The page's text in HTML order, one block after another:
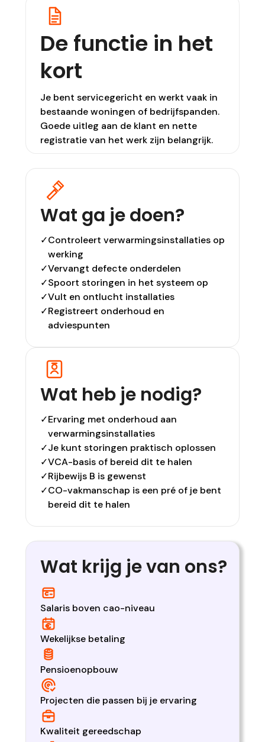
De functie in het
kort
Je bent servicegericht en werkt vaak in
bestaande woningen of bedrijfspanden.
Goede uitleg aan de klant en nette
registratie van het werk zijn belangrijk.
Wat ga je doen?
✓Controleert verwarmingsinstallaties op
werking
✓Vervangt defecte onderdelen
✓Spoort storingen in het systeem op
✓Vult en ontlucht installaties
✓Registreert onderhoud en
adviespunten
Wat heb je nodig?
✓Ervaring met onderhoud aan
verwarmingsinstallaties
✓Je kunt storingen praktisch oplossen
✓VCA-basis of bereid dit te halen
✓Rijbewijs B is gewenst
✓CO-vakmanschap is een pré of je bent
bereid dit te halen
Wat krijg je van ons?
Salaris boven cao-niveau
Wekelijkse betaling
Pensioenopbouw
Projecten die passen bij je ervaring
Kwaliteit gereedschap